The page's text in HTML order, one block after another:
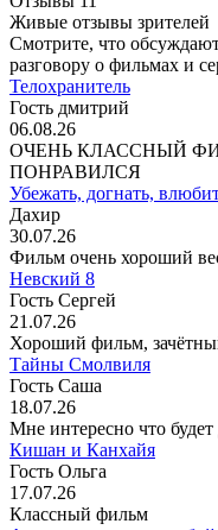
Живые отзывы зрителей
Смотрите, что
разговору о фильмах и
Телохранитель
Гость дмитрий
06.08.26
ОЧЕНЬ КЛАССНЫЙ
ПОНРАВИЛСЯ
Убежать, догнать,
Дахир
30.07.26
Фильм очень хороший
Невский 8
Гость Сергей
21.07.26
Хороший фильм,
Тайны Смолвиля
Гость Саша
18.07.26
Мне интересно что
Кишан и Канхайя
Гость Ольга
17.07.26
Классный фильм